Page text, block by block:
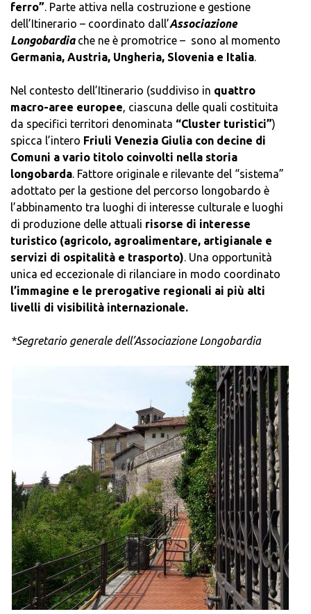
ferro”. Parte attiva nella costruzione e gestione
dell’Itinerario – coordinato dall’Associazione
Longobardia che ne è promotrice – sono al momento
Germania, Austria, Ungheria, Slovenia e Italia.
Nel contesto dell’Itinerario (suddiviso in quattro
macro-aree europee, ciascuna delle quali costituita
da specifici territori denominata “Cluster turistici”)
spicca l’intero Friuli Venezia Giulia con decine di
Comuni a vario titolo coinvolti nella storia
longobarda. Fattore originale e rilevante del “sistema”
adottato per la gestione del percorso longobardo è
l’abbinamento tra luoghi di interesse culturale e luoghi
di produzione delle attuali risorse di interesse
turistico (agricolo, agroalimentare, artigianale e
servizi di ospitalità e trasporto). Una opportunità
unica ed eccezionale di rilanciare in modo coordinato
l’immagine e le prerogative regionali ai più alti
livelli di visibilità internazionale.
*Segretario generale dell’Associazione Longobardia